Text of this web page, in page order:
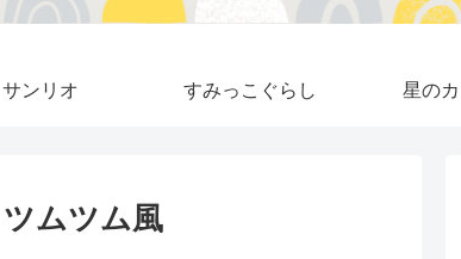
サンリオ すみっこぐらし 星の
ムツム風